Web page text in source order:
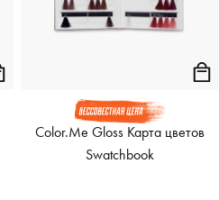
Color.Me Gloss Карта цветов
Swatchbook